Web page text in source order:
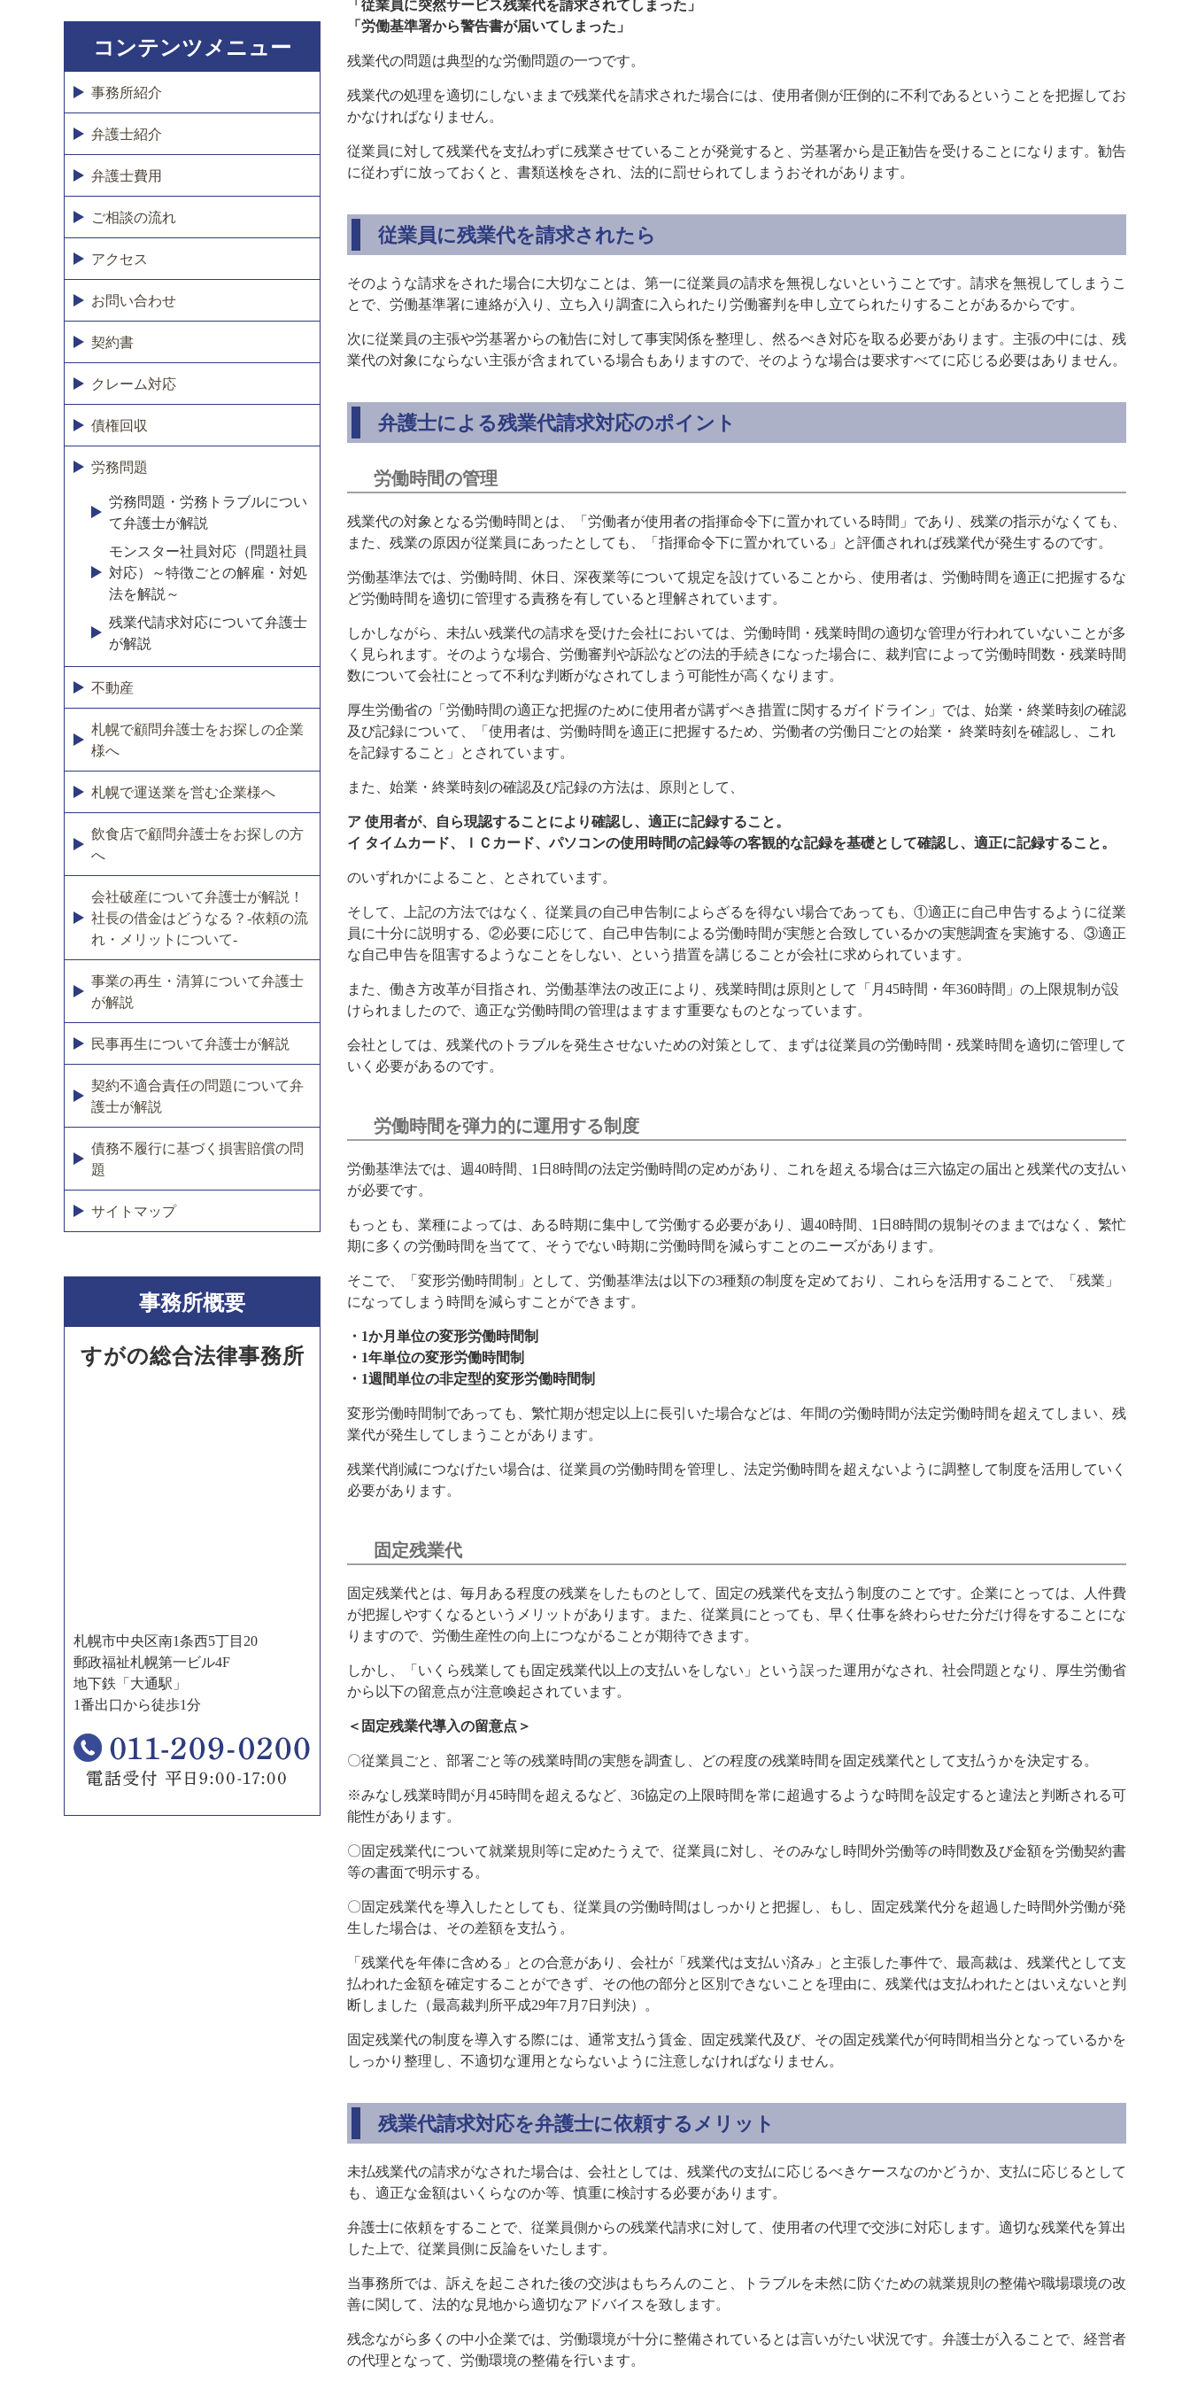
「従業員に突然サービス残業代を請求されてしまった」
「労働基準署から警告書が届いてしまった」
残業代の問題は典型的な労働問題の一つです。
残業代の処理を適切にしないままで残業代を請求された場合には、使用者側が圧倒的に不利であるということを把握してお
かなければなりません。
従業員に対して残業代を支払わずに残業させていることが発覚すると、労基署から是正勧告を受けることになります。勧告
に従わずに放っておくと、書類送検をされ、法的に罰せられてしまうおそれがあります。
従業員に残業代を請求されたら
そのような請求をされた場合に大切なことは、第一に従業員の請求を無視しないということです。請求を無視してしまうこ
とで、労働基準署に連絡が入り、立ち入り調査に入られたり労働審判を申し立てられたりすることがあるからです。
次に従業員の主張や労基署からの勧告に対して事実関係を整理し、然るべき対応を取る必要があります。主張の中には、残
業代の対象にならない主張が含まれている場合もありますので、そのような場合は要求すべてに応じる必要はありません。
弁護士による残業代請求対応のポイント
労働時間の管理
残業代の対象となる労働時間とは、「労働者が使用者の指揮命令下に置かれている時間」であり、残業の指示がなくても、
また、残業の原因が従業員にあったとしても、「指揮命令下に置かれている」と評価されれば残業代が発生するのです。
労働基準法では、労働時間、休日、深夜業等について規定を設けていることから、使用者は、労働時間を適正に把握するな
ど労働時間を適切に管理する責務を有していると理解されています。
しかしながら、未払い残業代の請求を受けた会社においては、労働時間・残業時間の適切な管理が行われていないことが多
く見られます。そのような場合、労働審判や訴訟などの法的手続きになった場合に、裁判官によって労働時間数・残業時間
数について会社にとって不利な判断がなされてしまう可能性が高くなります。
厚生労働省の「労働時間の適正な把握のために使用者が講ずべき措置に関するガイドライン」では、始業・終業時刻の確認
及び記録について、「使用者は、労働時間を適正に把握するため、労働者の労働日ごとの始業・ 終業時刻を確認し、これ
を記録すること」とされています。
また、始業・終業時刻の確認及び記録の方法は、原則として、
ア 使用者が、自ら現認することにより確認し、適正に記録すること。
イ タイムカード、ＩＣカード、パソコンの使用時間の記録等の客観的な記録を基礎として確認し、適正に記録すること。
のいずれかによること、とされています。
そして、上記の方法ではなく、従業員の自己申告制によらざるを得ない場合であっても、①適正に自己申告するように従業
員に十分に説明する、②必要に応じて、自己申告制による労働時間が実態と合致しているかの実態調査を実施する、③適正
な自己申告を阻害するようなことをしない、という措置を講じることが会社に求められています。
また、働き方改革が目指され、労働基準法の改正により、残業時間は原則として「月45時間・年360時間」の上限規制が設
けられましたので、適正な労働時間の管理はますます重要なものとなっています。
会社としては、残業代のトラブルを発生させないための対策として、まずは従業員の労働時間・残業時間を適切に管理して
いく必要があるのです。
労働時間を弾力的に運用する制度
労働基準法では、週40時間、1日8時間の法定労働時間の定めがあり、これを超える場合は三六協定の届出と残業代の支払い
が必要です。
もっとも、業種によっては、ある時期に集中して労働する必要があり、週40時間、1日8時間の規制そのままではなく、繁忙
期に多くの労働時間を当てて、そうでない時期に労働時間を減らすことのニーズがあります。
そこで、「変形労働時間制」として、労働基準法は以下の3種類の制度を定めており、これらを活用することで、「残業」
になってしまう時間を減らすことができます。
・1か月単位の変形労働時間制
・1年単位の変形労働時間制
・1週間単位の非定型的変形労働時間制
変形労働時間制であっても、繁忙期が想定以上に長引いた場合などは、年間の労働時間が法定労働時間を超えてしまい、残
業代が発生してしまうことがあります。
残業代削減につなげたい場合は、従業員の労働時間を管理し、法定労働時間を超えないように調整して制度を活用していく
必要があります。
固定残業代
固定残業代とは、毎月ある程度の残業をしたものとして、固定の残業代を支払う制度のことです。企業にとっては、人件費
が把握しやすくなるというメリットがあります。また、従業員にとっても、早く仕事を終わらせた分だけ得をすることにな
りますので、労働生産性の向上につながることが期待できます。
しかし、「いくら残業しても固定残業代以上の支払いをしない」という誤った運用がなされ、社会問題となり、厚生労働省
から以下の留意点が注意喚起されています。
＜固定残業代導入の留意点＞
〇従業員ごと、部署ごと等の残業時間の実態を調査し、どの程度の残業時間を固定残業代として支払うかを決定する。
※みなし残業時間が月45時間を超えるなど、36協定の上限時間を常に超過するような時間を設定すると違法と判断される可
能性があります。
〇固定残業代について就業規則等に定めたうえで、従業員に対し、そのみなし時間外労働等の時間数及び金額を労働契約書
等の書面で明示する。
〇固定残業代を導入したとしても、従業員の労働時間はしっかりと把握し、もし、固定残業代分を超過した時間外労働が発
生した場合は、その差額を支払う。
「残業代を年俸に含める」との合意があり、会社が「残業代は支払い済み」と主張した事件で、最高裁は、残業代として支
払われた金額を確定することができず、その他の部分と区別できないことを理由に、残業代は支払われたとはいえないと判
断しました（最高裁判所平成29年7月7日判決）。
固定残業代の制度を導入する際には、通常支払う賃金、固定残業代及び、その固定残業代が何時間相当分となっているかを
しっかり整理し、不適切な運用とならないように注意しなければなりません。
残業代請求対応を弁護士に依頼するメリット
未払残業代の請求がなされた場合は、会社としては、残業代の支払に応じるべきケースなのかどうか、支払に応じるとして
も、適正な金額はいくらなのか等、慎重に検討する必要があります。
弁護士に依頼をすることで、従業員側からの残業代請求に対して、使用者の代理で交渉に対応します。適切な残業代を算出
した上で、従業員側に反論をいたします。
当事務所では、訴えを起こされた後の交渉はもちろんのこと、トラブルを未然に防ぐための就業規則の整備や職場環境の改
善に関して、法的な見地から適切なアドバイスを致します。
残念ながら多くの中小企業では、労働環境が十分に整備されているとは言いがたい状況です。弁護士が入ることで、経営者
の代理となって、労働環境の整備を行います。
コンテンツメニュー
事務所紹介
弁護士紹介
弁護士費用
ご相談の流れ
アクセス
お問い合わせ
契約書
クレーム対応
債権回収
労務問題
労務問題・労務トラブルについ
て弁護士が解説
モンスター社員対応（問題社員
対応）～特徴ごとの解雇・対処
法を解説～
残業代請求対応について弁護士
が解説
不動産
札幌で顧問弁護士をお探しの企業
様へ
札幌で運送業を営む企業様へ
飲食店で顧問弁護士をお探しの方
へ
会社破産について弁護士が解説！
社長の借金はどうなる？-依頼の流
れ・メリットについて-
事業の再生・清算について弁護士
が解説
民事再生について弁護士が解説
契約不適合責任の問題について弁
護士が解説
債務不履行に基づく損害賠償の問
題
サイトマップ
事務所概要
すがの総合法律事務所
札幌市中央区南1条西5丁目20
郵政福祉札幌第一ビル4F
地下鉄「大通駅」
1番出口から徒歩1分